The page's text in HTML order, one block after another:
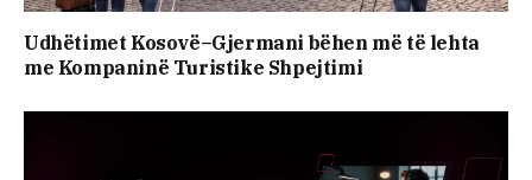
Udhëtimet Kosovë–Gjermani bëhen më të lehta
me Kompaninë Turistike Shpejtimi